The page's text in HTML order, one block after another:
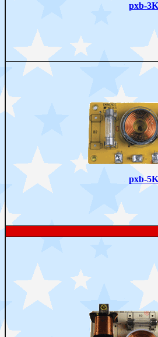
pxb-
pxb-